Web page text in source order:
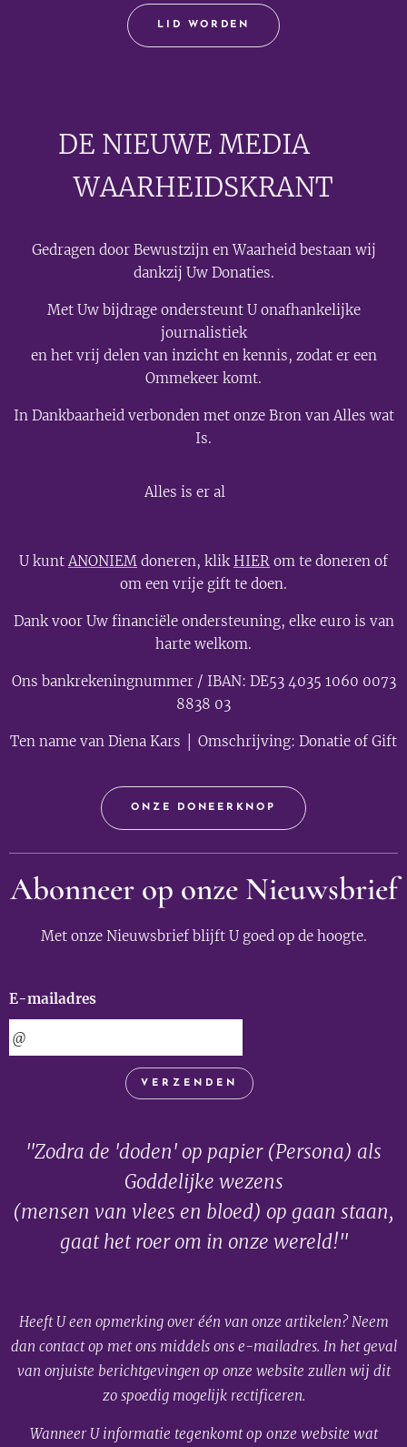
LID WORDEN
DE NIEUWE MEDIA🟣
WAARHEIDSKRANT
Gedragen door Bewustzijn en Waarheid bestaan wij
dankzij Uw Donaties.
Met Uw bijdrage ondersteunt U onafhankelijke
journalistiek
en het vrij delen van inzicht en kennis, zodat er een
Ommekeer komt.
In Dankbaarheid verbonden met onze Bron van Alles wat
Is.
Alles is er al
U kuntANONIEM doneren, klikHIER om te doneren of
om een vrije gift te doen.
Dank voor Uw financiële ondersteuning, elke euro is van
harte welkom.
Ons bankrekeningnummer / IBAN: DE53 4035 1060 0073
8838 03
Ten name van Diena Kars │ Omschrijving: Donatie of Gift
ONZE DONEERKNOP
Abonneer op onze Nieuwsbrief
Met onze Nieuwsbrief blijft U goed op de hoogte.
E-mailadres
VERZENDEN
"Zodra de 'doden' op papier (Persona) als
Goddelijke wezens
(mensen van vlees en bloed) op gaan staan,
gaat het roer om in onze wereld!"
Heeft U een opmerking over één van onze artikelen? Neem
dan contact op met ons middels ons e-mailadres. In het geval
van onjuiste berichtgevingen op onze website zullen wij dit
zo spoedig mogelijk rectificeren.
Wanneer U informatie tegenkomt op onze website wat